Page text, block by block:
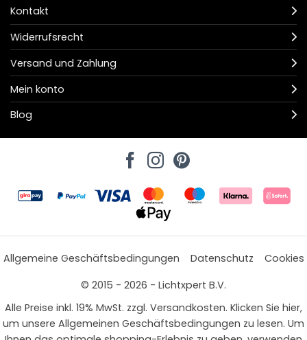
Kontakt
Widerrufsrecht
Versand und Zahlung
Mein konto
Blog
Allgemeine Geschäftsbedingungen Datenschutz
Cookies
© 2015 - 2026 - Lichtxpert B.V.
Alle Preise inkl. 19% MwSt. zzgl. Versandkosten. Klicken Sie hier,
um unsere Allgemeinen Geschäftsbedingungen zu lesen. Um